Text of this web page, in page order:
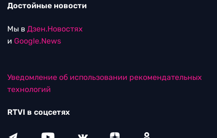
Достойные новости
Мы в Дзен.Новостях
и Google.News
Уведомление об использовании рекомендательных
технологий
RTVI в соцсетях